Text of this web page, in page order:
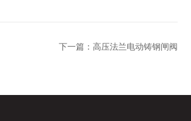
下一篇： 高压法兰电动铸钢闸阀